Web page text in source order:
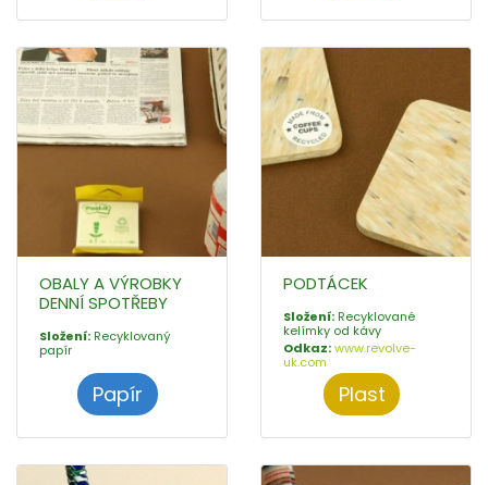
OBALY A VÝROBKY
DENNÍ SPOTŘEBY
Složení: Recyklovaný
papír
Papír
PODTÁCEK
Složení: Recyklované
kelímky od kávy
Odkaz:www.revolve-
uk.com
Plast